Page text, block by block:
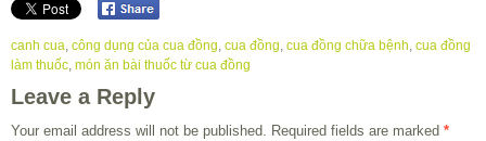
canh cua, công dụng của cua đồng, cua đồng, cua đồng chữa bệnh, cua đồng
làm thuốc, món ăn bài thuốc từ cua đồng
Leave a Reply
Your email address will not be published. Required fields are marked *